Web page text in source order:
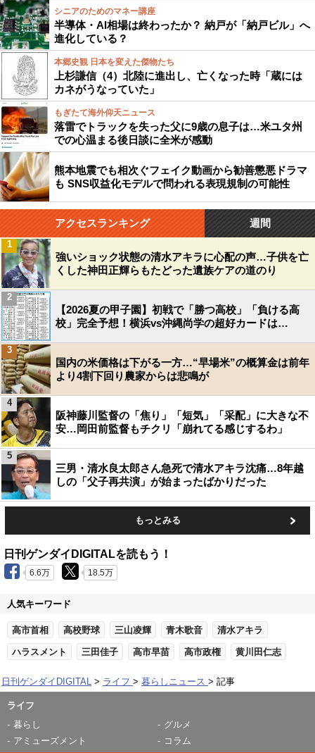
シニアのためのマネー講座
半導体・AI相場は終わったか？ 納戸が「納戸ビル」へ
進化している？
本郷史観 日本を変えた傑物たち
上杉謙信（4）北陸に進出し、亡くなった時「蔵には
カネがうなっていた」
もぎたて海外仰天ニュース
落雷でトラックを失った父に9歳の息子は…米ユタ州
での心温まる後日談に全米が感動
熊本地震でも相次ぐフェイク動画から勧善懲悪ドラマ
も SNS収益化モデルで問われる表現規制の可能性
アクセスランキング 週間
強いショック状態の清水アキラに心配の声…子供を亡
くした神田正輝らもたどった遺族ケアの道のり
1
【2026夏の甲子園】初戦で「勝つ高校」「負ける高
校」完全予想！横浜vs沖縄尚学の超好カードは…
2
国内の米価格は下がる一方…“早場米”の概算金は前年
より4割下回り農家からは悲鳴が
3
阪神藤川監督の「焦り」「短気」「采配」に大きな不
安…岡田前監督もチクリ「崩れてる感じするわ」
4
三男・清水良太郎さん急死で清水アキラ沈痛…8年越
しの「父子再共演」が始まったばかりだった
5
もっとみる
日刊ゲンダイDIGITALを読もう！
6.6万 18.5万
人気キーワード
高市首相 高校野球 三山凌輝 青木歌音 清水アキラ
ハラスメント 三田佳子 高市早苗 高市政権 黄川田仁志
日刊ゲンダイDIGITAL ライフ 暮らしニュース 記事
ライフ
暮らし
グルメ
アミューズメント
コラム